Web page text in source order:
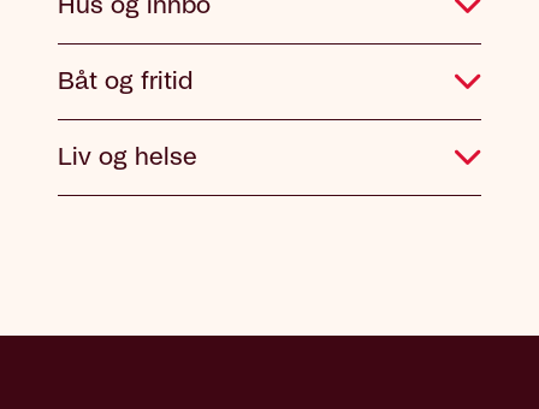
Hus og innbo
Båt og fritid
Liv og helse